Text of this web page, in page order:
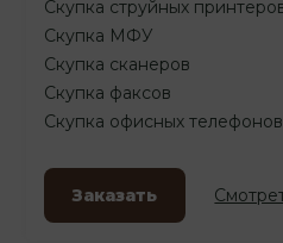
Скупка струйных
Скупка МФУ
Скупка сканеров
Скупка факсов
Скупка офисных телефонов
Заказать